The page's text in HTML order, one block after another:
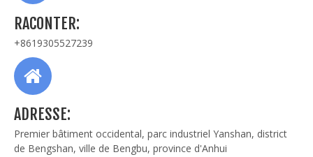
RACONTER:
+8619305527239
ADRESSE:
Premier bâtiment occidental, parc industriel Yanshan, district
de Bengshan, ville de Bengbu, province d'Anhui